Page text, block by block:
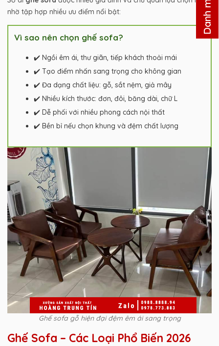
Danh mục
nhờ tập hợp nhiều ưu điểm nổi bật:
Vì sao nên chọn ghế sofa?
✔️ Ngồi êm ái, thư giãn, tiếp khách thoải mái
✔️ Tạo điểm nhấn sang trọng cho không gian
✔️ Đa dạng chất liệu: gỗ, sắt nệm, giả mây
✔️ Nhiều kích thước: đơn, đôi, băng dài, chữ L
✔️ Dễ phối với nhiều phong cách nội thất
✔️ Bền bỉ nếu chọn khung và đệm chất lượng
Ghế sofa gỗ hiện đại đệm êm ái sang trọng
Ghế Sofa – Các Loại Phổ Biến 2026